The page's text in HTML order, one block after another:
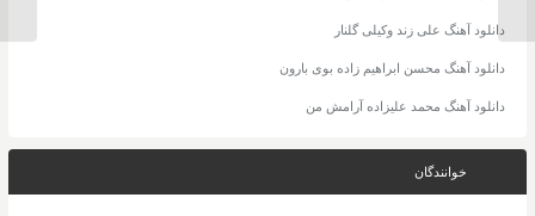
دانلود آهنگ علی زند وکیلی گلنار
دانلود آهنگ محسن ابراهیم زاده بوی بارون
دانلود آهنگ محمد علیزاده آرامش من
خوانندگان